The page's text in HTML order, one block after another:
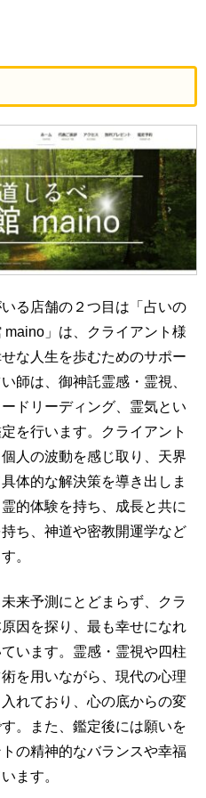
る店舗の２つ目は「占いの
」は、クライアント様
な人生を歩むためのサポー
師は、御神託霊感・霊視、
ドリーディング、霊気とい
を行います。クライアント
人の波動を感じ取り、天界
体的な解決策を導き出しま
的体験を持ち、成長と共に
ち、神道や密教開運学など
。
来予測にとどまらず、クラ
因を探り、最も幸せになれ
います。霊感・霊視や四柱
を用いながら、現代の心理
れており、心の底からの変
。また、鑑定後には願いを
の精神的なバランスや幸福
ます。